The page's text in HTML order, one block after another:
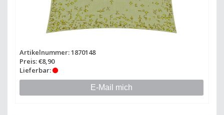
Artikelnummer: 1870148
Preis: €8,90
Lieferbar:
E-Mail mich